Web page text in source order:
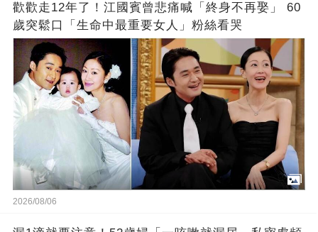
歡歡走12年了！江國賓曾悲痛喊「終身不再娶」 60
歲突鬆口「生命中最重要女人」粉絲看哭
2026/08/06